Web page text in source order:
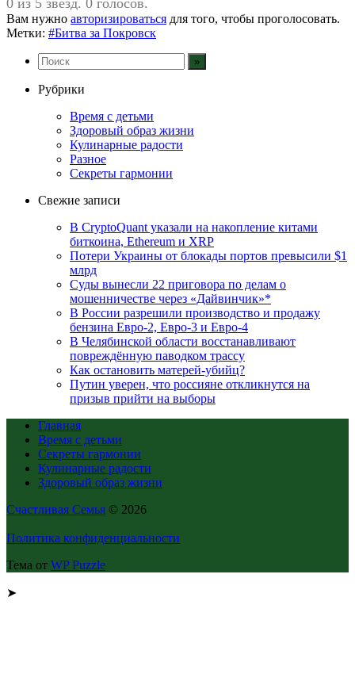
Вам нужно авторизироваться для того, чтобы проголосовать.
Метки: #Битва за Покровск
Рубрики
Время с детьми
Здоровый образ жизни
Кулинарные радости
Разное
Секреты гармонии
Свежие записи
В CryptoQuant указали на накопление китами
биткоина, Ethereum и XRP
Потери Украины от блокады портов превысили $1
млрд
Суды вынесли 22 приговора по делам о
мошенничестве через «Дайвинчик»*
В России разрешили производство и продажу
бензина Евро-2, Евро-3 и Евро-4
В Челябинской области восстанавливают
повреждённую паводком трассу
Как остановить матерей-убийц?
Путин уверен, что россияне откликнутся на
призыв прийти на выборы
Главная
Время с детьми
Секреты гармонии
Кулинарные радости
Здоровый образ жизни
Счастливая Семья © 2026
Политика конфиденциальности
Тема от WP Puzzle
➤